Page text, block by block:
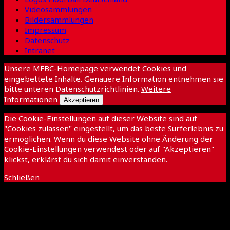
Videosammlungen
Bildersammlungen
Impressum
Datenschutz
Intranet
Unsere MFBC-Homepage verwendet Cookies und
eingebettete Inhalte. Genauere Information entnehmen sie
bitte unteren Datenschutzrichtlinien. Weitere
Informationen
Akzeptieren
Die Cookie-Einstellungen auf dieser Website sind auf
"Cookies zulassen" eingestellt, um das beste Surferlebnis zu
ermöglichen. Wenn du diese Website ohne Änderung der
Cookie-Einstellungen verwendest oder auf "Akzeptieren"
klickst, erklärst du sich damit einverstanden.
Schließen